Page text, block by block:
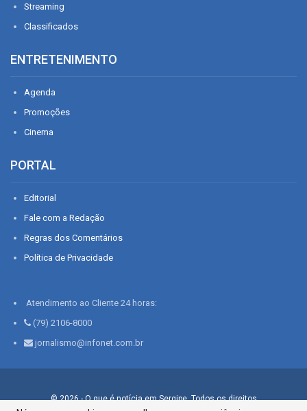
Streaming
Classificados
ENTRETENIMENTO
Agenda
Promoções
Cinema
PORTAL
Editorial
Fale com a Redação
Regras dos Comentários
Política de Privacidade
Atendimento ao Cliente 24 horas:
(79) 2106-8000
jornalismo@infonet.com.br
© 2026 - O que é notícia em Sergipe. Todos os direitos